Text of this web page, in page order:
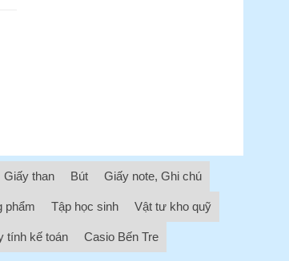
Giấy than Bút Giấy note, Ghi chú
phẩm Tập học sinh Vật tư kho quỹ
tính kế toán Casio Bến Tre